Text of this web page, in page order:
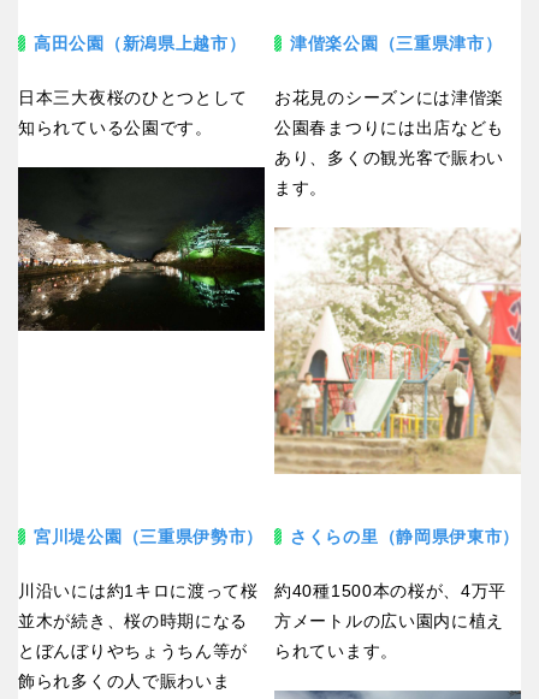
高田公園（新潟県上越市）
日本三大夜桜のひとつとして
知られている公園です。
津偕楽公園（三重県津市）
お花見のシーズンには津偕楽
公園春まつりには出店なども
あり、多くの観光客で賑わい
ます。
宮川堤公園（三重県伊勢市）
川沿いには約1キロに渡って桜
並木が続き、桜の時期になる
とぼんぼりやちょうちん等が
飾られ多くの人で賑わいま
さくらの里（静岡県伊東市）
約40種1500本の桜が、4万平
方メートルの広い園内に植え
られています。